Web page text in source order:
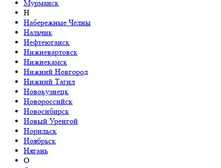
Мурманск
Н
Набережные Челны
Нальчик
Нефтеюганск
Нижневартовск
Нижнекамск
Нижний Новгород
Нижний Тагил
Новокузнецк
Новороссийск
Новосибирск
Новый Уренгой
Норильск
Ноябрьск
Нягань
О